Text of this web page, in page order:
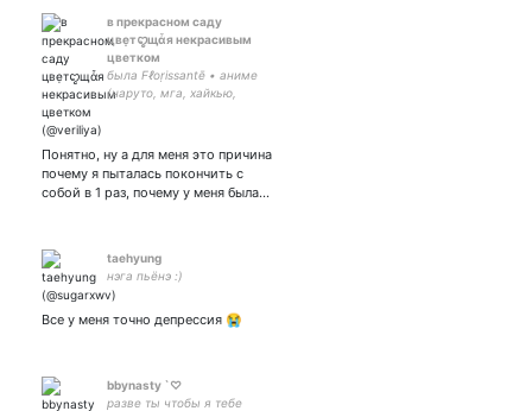
в прекрасном саду
цвẹтꨄщἆя некрасивым
цветком
была Fℓoṛissantē • аниме
(наруто, мга, хайкью,
самоненависть • люблю
Понятно, ну а для меня это причина
почему я пыталась покончить с
собой в 1 раз, почему у меня была…
taehyung
нэга пьёнэ :)
Все у меня точно депрессия 😭
bbynasty `♡
разве ты чтобы я тебе